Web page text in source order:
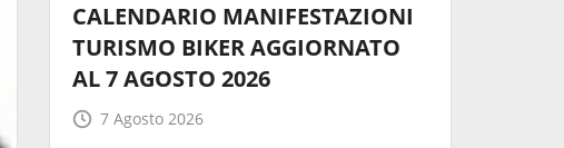
CALENDARIO MANIFESTAZIONI
TURISMO BIKER AGGIORNATO
AL 7 AGOSTO 2026
7 Agosto 2026